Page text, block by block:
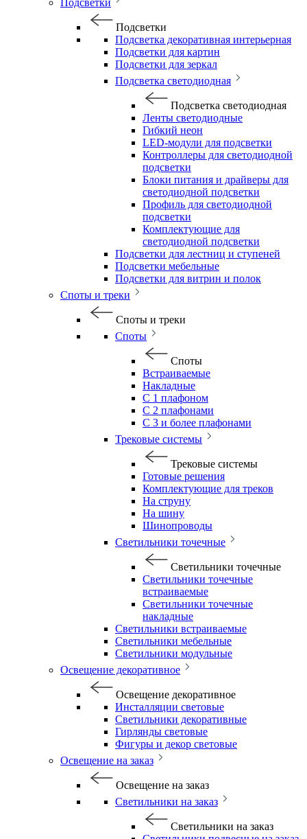
Подсветки
Подсветки
Подсветка декоративная интерьерная
Подсветки для картин
Подсветки для зеркал
Подсветка светодиодная
Подсветка светодиодная
Ленты светодиодные
Гибкий неон
LED-модули для подсветки
Контроллеры для светодиодной
подсветки
Блоки питания и драйверы для
светодиодной подсветки
Профиль для светодиодной
подсветки
Комплектующие для
светодиодной подсветки
Подсветки для лестниц и ступеней
Подсветки мебельные
Подсветки для витрин и полок
Споты и треки
Споты и треки
Споты
Споты
Встраиваемые
Накладные
С 1 плафоном
С 2 плафонами
С 3 и более плафонами
Трековые системы
Трековые системы
Готовые решения
Комплектующие для треков
На струну
На шину
Шинопроводы
Светильники точечные
Светильники точечные
Светильники точечные
встраиваемые
Светильники точечные
накладные
Светильники встраиваемые
Светильники мебельные
Светильники модульные
Освещение декоративное
Освещение декоративное
Инсталляции световые
Светильники декоративные
Гирлянды световые
Фигуры и декор световые
Освещение на заказ
Освещение на заказ
Светильники на заказ
Светильники на заказ